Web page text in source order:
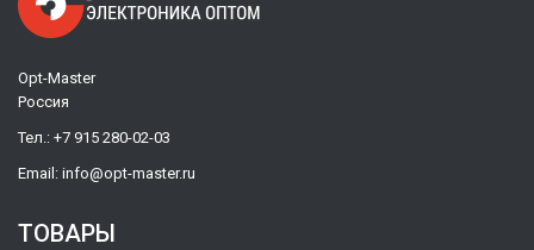
Opt-Master
Россия
Тел.: +7 915 280-02-03
Email: info@opt-master.ru
ТОВАРЫ